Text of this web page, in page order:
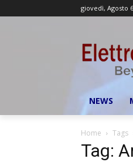
giovedì, Agosto
NEWS
Home Tags
Tag: